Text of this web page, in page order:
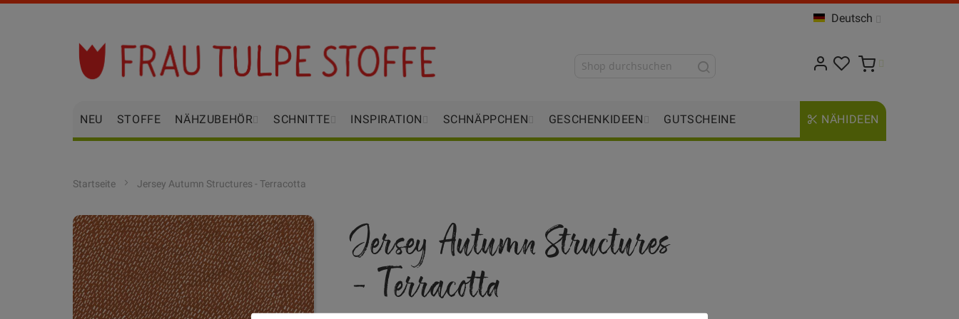
Inhalt
springen
Deutsch
NEU STOFFE NÄHZUBEHÖR SCHNITTE INSPIRATION SCHNÄPPCHEN GESCHENKIDEEN GUTSCHEINE NÄHIDEEN
Startseite Jersey Autumn Structures - Terracotta
Zum
Ende
der
Bildgalerie
springen
Jersey Autumn Structures
- Terracotta